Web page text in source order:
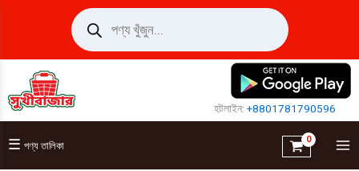
Products
search
হটলাইন:+8801781790596
☰ পণ্য তালিকা